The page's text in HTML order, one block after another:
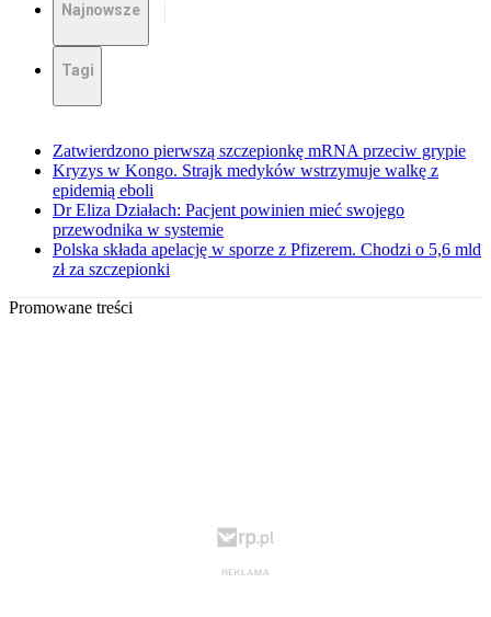
Najnowsze
Tagi
Zatwierdzono pierwszą szczepionkę mRNA przeciw grypie
Kryzys w Kongo. Strajk medyków wstrzymuje walkę z
epidemią eboli
Dr Eliza Działach: Pacjent powinien mieć swojego
przewodnika w systemie
Polska składa apelację w sporze z Pfizerem. Chodzi o 5,6 mld
zł za szczepionki
Promowane treści